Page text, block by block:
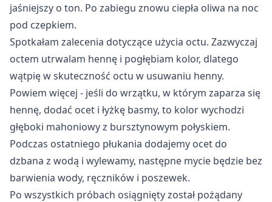
jaśniejszy o ton. Po zabiegu znowu ciepła oliwa na noc
pod czepkiem.
Spotkałam zalecenia dotyczące użycia octu. Zazwyczaj
octem utrwalam hennę i pogłębiam kolor, dlatego
wątpię w skuteczność octu w usuwaniu henny.
Powiem więcej - jeśli do wrzątku, w którym zaparza się
hennę, dodać ocet i łyżkę basmy, to kolor wychodzi
głęboki mahoniowy z bursztynowym połyskiem.
Podczas ostatniego płukania dodajemy ocet do
dzbana z wodą i wylewamy, następne mycie będzie bez
barwienia wody, ręczników i poszewek.
Po wszystkich próbach osiągnięty został pożądany